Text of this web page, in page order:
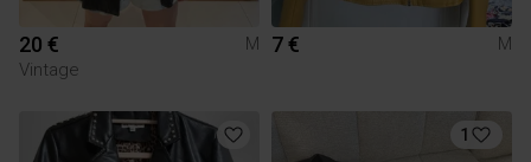
20 €
M
Vintage
7 € M
1